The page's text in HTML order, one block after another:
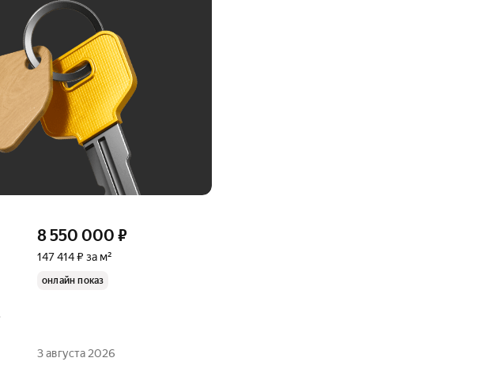
8 550 000 ₽
147 414 ₽ за м²
онлайн показ
3 августа 2026